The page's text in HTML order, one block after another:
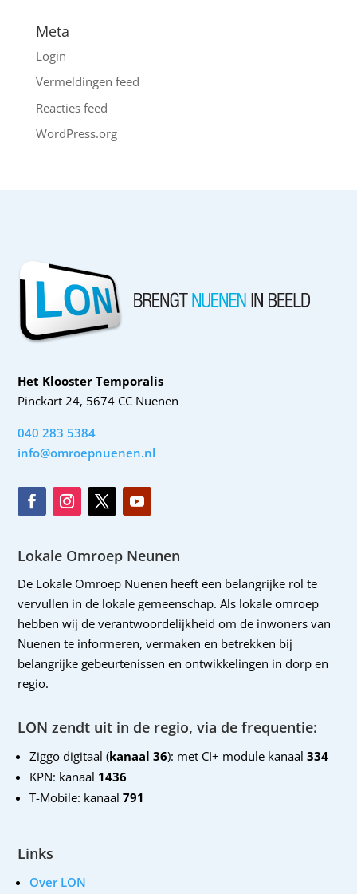
Meta
Login
Vermeldingen feed
Reacties feed
WordPress.org
Het Klooster Temporalis
Pinckart 24, 5674 CC Nuenen
040 283 5384
info@omroepnuenen.nl
Lokale Omroep Neunen
De Lokale Omroep Nuenen heeft een belangrijke rol te
vervullen in de lokale gemeenschap. Als lokale omroep
hebben wij de verantwoordelijkheid om de inwoners van
Nuenen te informeren, vermaken en betrekken bij
belangrijke gebeurtenissen en ontwikkelingen in dorp en
regio.
LON zendt uit in de regio, via de frequentie:
Ziggo digitaal (kanaal 36): met CI+ module kanaal 334
KPN: kanaal 1436
T-Mobile: kanaal791
Links
Over LON